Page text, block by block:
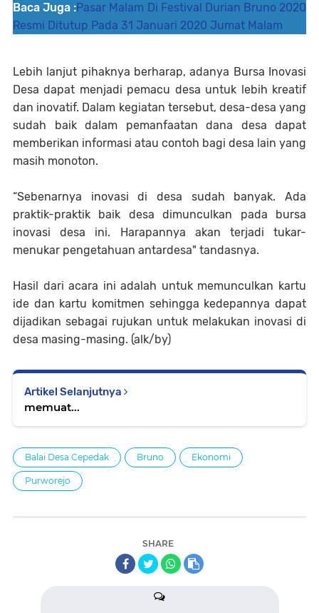
Baca Juga :Pasar Malam Di Festival Durian Bruno 2020
Resmi Ditutup Pada 31 Januari 2020 Jumat Malam
Lebih lanjut pihaknya berharap, adanya Bursa Inovasi
Desa dapat menjadi pemacu desa untuk lebih kreatif
dan inovatif. Dalam kegiatan tersebut, desa-desa yang
sudah baik dalam pemanfaatan dana desa dapat
memberikan informasi atau contoh bagi desa lain yang
masih monoton.
“Sebenarnya inovasi di desa sudah banyak. Ada
praktik-praktik baik desa dimunculkan pada bursa
inovasi desa ini. Harapannya akan terjadi tukar-
menukar pengetahuan antardesa" tandasnya.
Hasil dari acara ini adalah untuk memunculkan kartu
ide dan kartu komitmen sehingga kedepannya dapat
dijadikan sebagai rujukan untuk melakukan inovasi di
desa masing-masing. (alk/by)
Artikel Selanjutnya
memuat...
Balai Desa Cepedak Bruno Ekonomi
Purworejo
SHARE